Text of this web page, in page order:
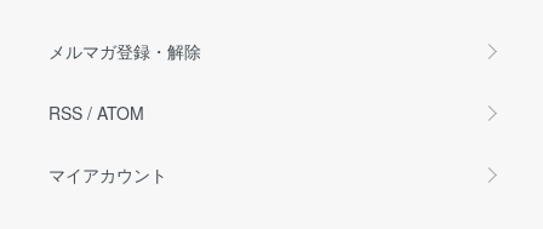
メルマガ登録・解除
RSS / ATOM
マイアカウント